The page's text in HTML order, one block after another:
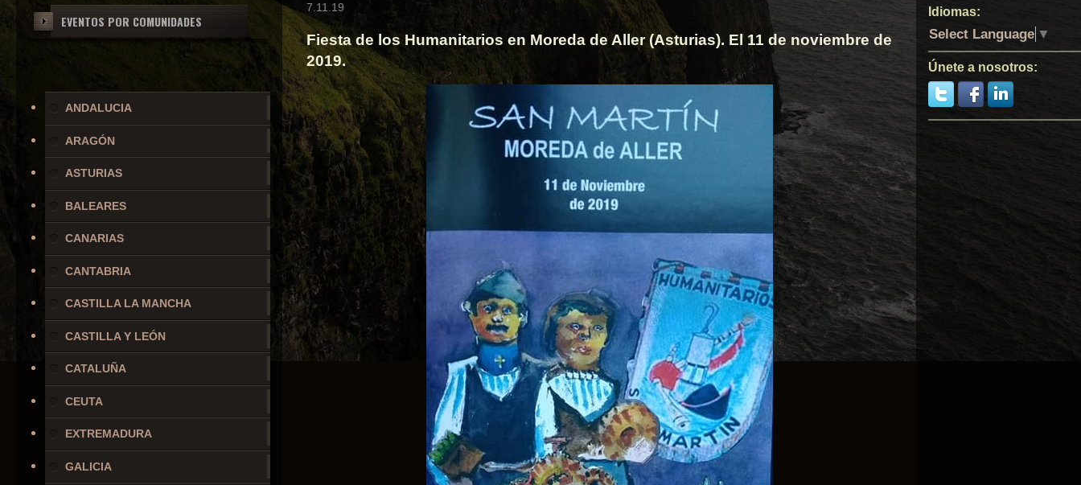
7.11.19
Fiesta de los Humanitarios en Moreda de Aller (Asturias). El 11 de noviembre de
2019.
EVENTOS POR COMUNIDADES
ANDALUCIA
ARAGÓN
ASTURIAS
BALEARES
CANARIAS
CANTABRIA
CASTILLA LA MANCHA
CASTILLA Y LEÓN
CATALUÑA
CEUTA
EXTREMADURA
GALICIA
Idiomas:
Select Language ▼
Únete a nosotros: